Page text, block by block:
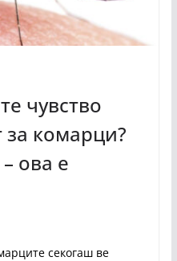
чувство
за комарци?
ова е
секогаш ве